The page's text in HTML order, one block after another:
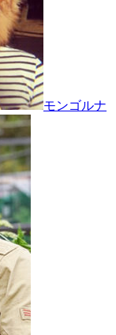
モンゴルナ